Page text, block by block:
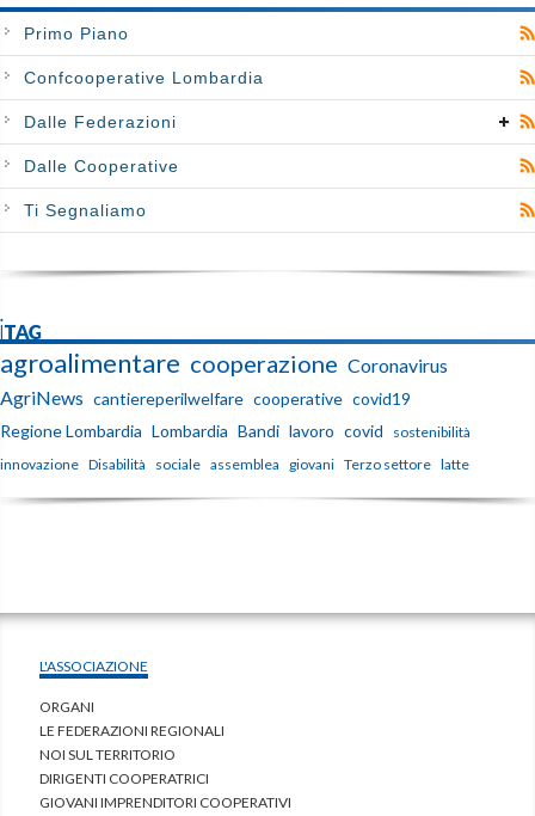
Primo Piano
Confcooperative Lombardia
Dalle Federazioni
Dalle Cooperative
Ti Segnaliamo
iTAG
agroalimentare cooperazione Coronavirus
AgriNews cantiereperilwelfare cooperative covid19
Regione Lombardia Lombardia Bandi lavoro covid
sostenibilità
innovazione Disabilità sociale assemblea giovani Terzo settore latte
L'ASSOCIAZIONE
ORGANI
LE FEDERAZIONI REGIONALI
NOI SUL TERRITORIO
DIRIGENTI COOPERATRICI
GIOVANI IMPRENDITORI COOPERATIVI